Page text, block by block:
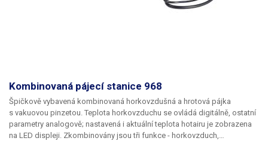
Kombinovaná pájecí stanice 968
Špičkově vybavená kombinovaná horkovzdušná a hrotová pájka
s vakuovou pinzetou. Teplota horkovzduchu se ovládá digitálně, ostatní
parametry analogově; nastavená i aktuální teplota hotairu je zobrazena
na LED displeji. Zkombinovány jsou tři funkce - horkovzduch,